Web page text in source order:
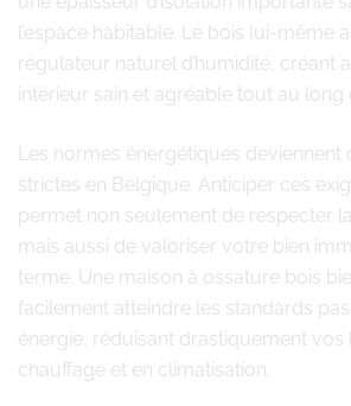
l’espace habitable. Le bois lui-même
régulateur naturel d’humidité, créant
intérieur sain et agréable tout au long
Les normes énergétiques deviennent
strictes en Belgique. Anticiper ces
permet non seulement de respecter
mais aussi de valoriser votre bien
terme. Une maison à ossature bois
facilement atteindre les standards
énergie, réduisant drastiquement vos
chauffage et en climatisation.